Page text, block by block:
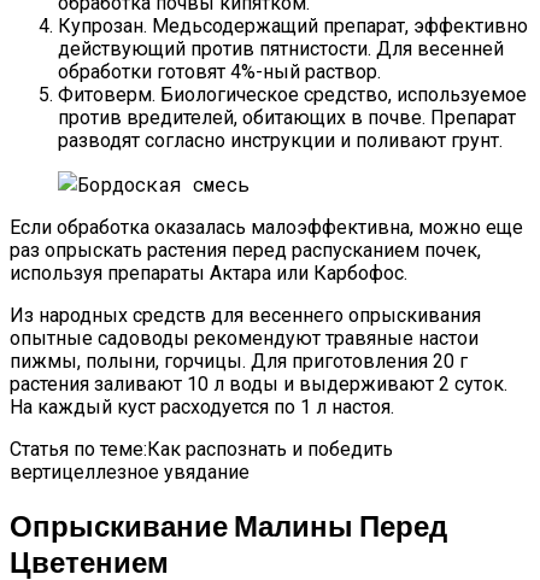
Купрозан. Медьсодержащий препарат, эффективно
действующий против пятнистости. Для весенней
обработки готовят 4%-ный раствор.
Фитоверм. Биологическое средство, используемое
против вредителей, обитающих в почве. Препарат
разводят согласно инструкции и поливают грунт.
Если обработка оказалась малоэффективна, можно еще
раз опрыскать растения перед распусканием почек,
используя препараты Актара или Карбофос.
Из народных средств для весеннего опрыскивания
опытные садоводы рекомендуют травяные настои
пижмы, полыни, горчицы. Для приготовления 20 г
растения заливают 10 л воды и выдерживают 2 суток.
На каждый куст расходуется по 1 л настоя.
Статья по теме:Как распознать и победить
вертицеллезное увядание
Опрыскивание Малины Перед
Цветением